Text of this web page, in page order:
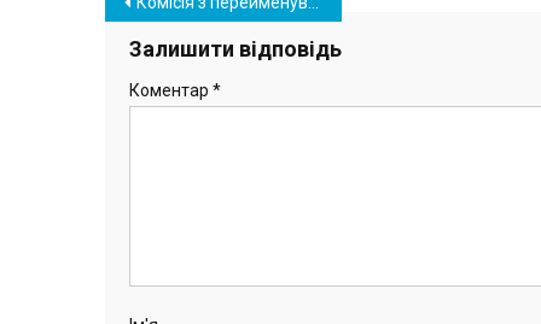
записів
Залишити відповідь
Коментар *